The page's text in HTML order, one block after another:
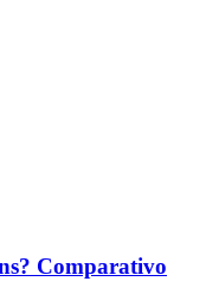
Comparativo